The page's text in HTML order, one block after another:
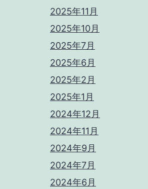
2025年11月
2025年10月
2025年7月
2025年6月
2025年2月
2025年1月
2024年12月
2024年11月
2024年9月
2024年7月
2024年6月